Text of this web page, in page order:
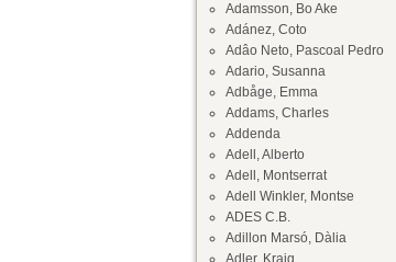
Adamsson, Bo Ake
Adánez, Coto
Adâo Neto, Pascoal Pedro
Adario, Susanna
Adbåge, Emma
Addams, Charles
Addenda
Adell, Alberto
Adell, Montserrat
Adell Winkler, Montse
ADES C.B.
Adillon Marsó, Dàlia
Adler, Kraig